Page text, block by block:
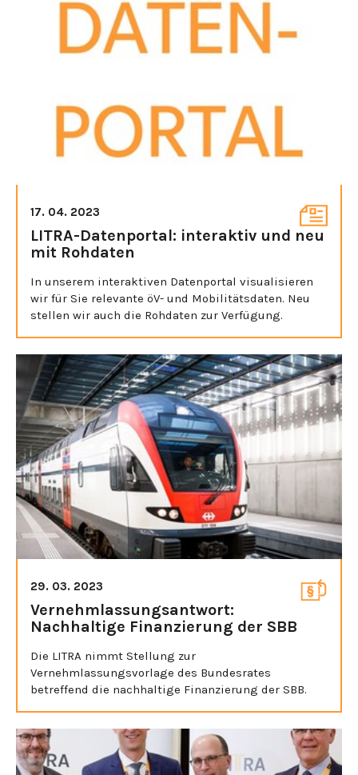
17. 04. 2023
LITRA-Datenportal: interaktiv und neu
mit Rohdaten
In unserem interaktiven Datenportal visualisieren
wir für Sie relevante öV- und Mobilitätsdaten. Neu
stellen wir auch die Rohdaten zur Verfügung.
29. 03. 2023
Vernehmlassungsantwort:
Nachhaltige Finanzierung der SBB
Die LITRA nimmt Stellung zur
Vernehmlassungsvorlage des Bundesrates
betreffend die nachhaltige Finanzierung der SBB.